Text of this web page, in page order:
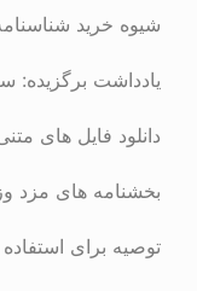
شناسنامه شغل
برگزیده: ساختار
فایل های متنی
های مزد وزارت
استفاده از مطالب